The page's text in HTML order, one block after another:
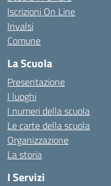
Iscrizioni On Line
Invalsi
Comune
La Scuola
Presentazione
I luoghi
I numeri della scuola
Le carte della scuola
Organizzazione
La storia
I Servizi